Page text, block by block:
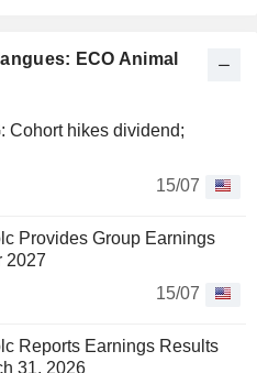
ECO Animal
Cohort hikes dividend;
15/07
Provides Group Earnings
2027
15/07
Reports Earnings Results
31, 2026